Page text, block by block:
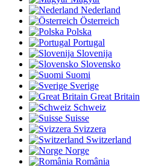
Nederland
Österreich
Polska
Portugal
Slovenija
Slovensko
Suomi
Sverige
Great Britain
Schweiz
Suisse
Svizzera
Switzerland
Norge
România